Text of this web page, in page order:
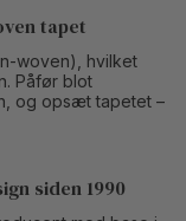
tapet
woven), hvilket
Påfør blot
og opsæt tapetet –
siden 1990